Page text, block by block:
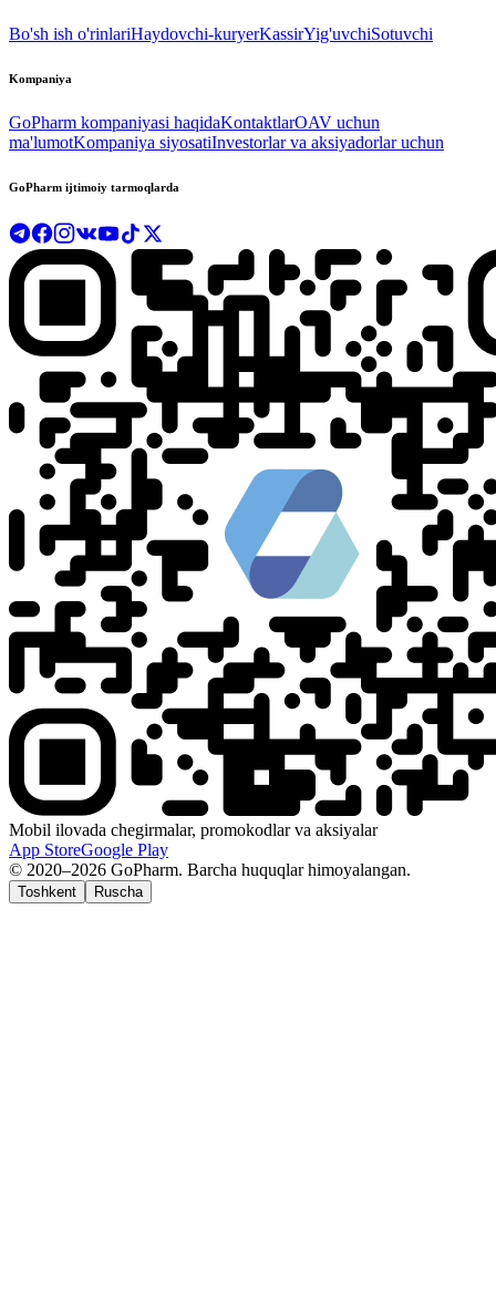
Bo'sh ish o'rinlariHaydovchi-kuryerKassirYig'uvchiSotuvchi
Kompaniya
GoPharm kompaniyasi haqidaKontaktlarOAV uchun
ma'lumotKompaniya siyosatiInvestorlar va aksiyadorlar uchun
GoPharm ijtimoiy tarmoqlarda
Mobil ilovada chegirmalar, promokodlar va aksiyalar
App StoreGoogle Play
© 2020–2026 GoPharm. Barcha huquqlar himoyalangan.
Toshkent Ruscha